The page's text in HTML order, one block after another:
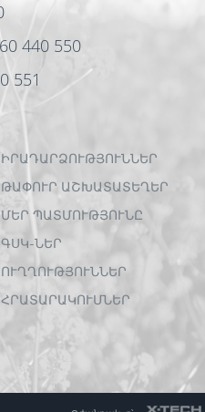
440 550
551
ԻՐԱԴԱՐՁՈՒԹՅՈՒՆՆԵՐ
ԹԱՓՈՒՐ ԱՇԽԱՏԱՏԵՂԵՐ
ՄԵՐ ՊԱՏՄՈՒԹՅՈՒՆԸ
ԳՍԿ-ՆԵՐ
ՈՒՂՂՈՒԹՅՈՒՆՆԵՐ
ՀՐԱՏԱՐԱԿՈՒՄՆԵՐ